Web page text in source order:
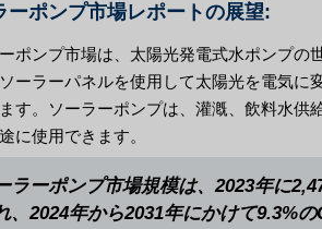
ーポンプ市場レポートの展望:
ポンプ市場は、太陽光発電式水ポンプの
ーラーパネルを使用して太陽光を電気に
す。ソーラーポンプは、灌漑、飲料水供
に使用できます。
ラーポンプ市場規模は、2023年に
、2024年から2031年にかけて9.3%